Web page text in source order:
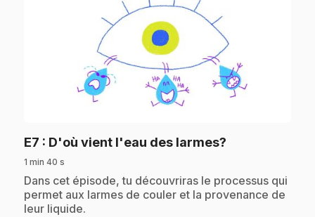
E7 : D'où vient l'eau des larmes?
1 min 40 s
.Dans cet épisode, tu découvriras le processus qui
permet aux larmes de couler et la provenance de
leur liquide.